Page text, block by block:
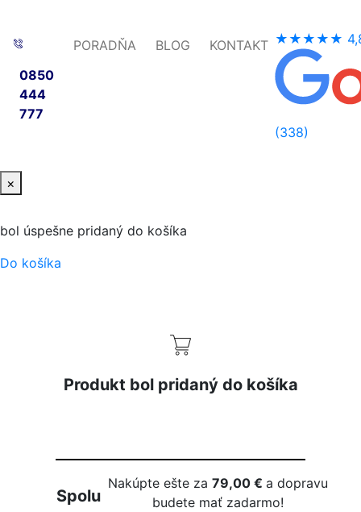
0850
444
777
PORADŇA BLOG KONTAKT ★★★★★
(338)
×
bol úspešne pridaný do košíka
Do košíka
Produkt bol pridaný do košíka
Spolu
Nakúpte ešte za79,00 €a dopravu
budete mať zadarmo!